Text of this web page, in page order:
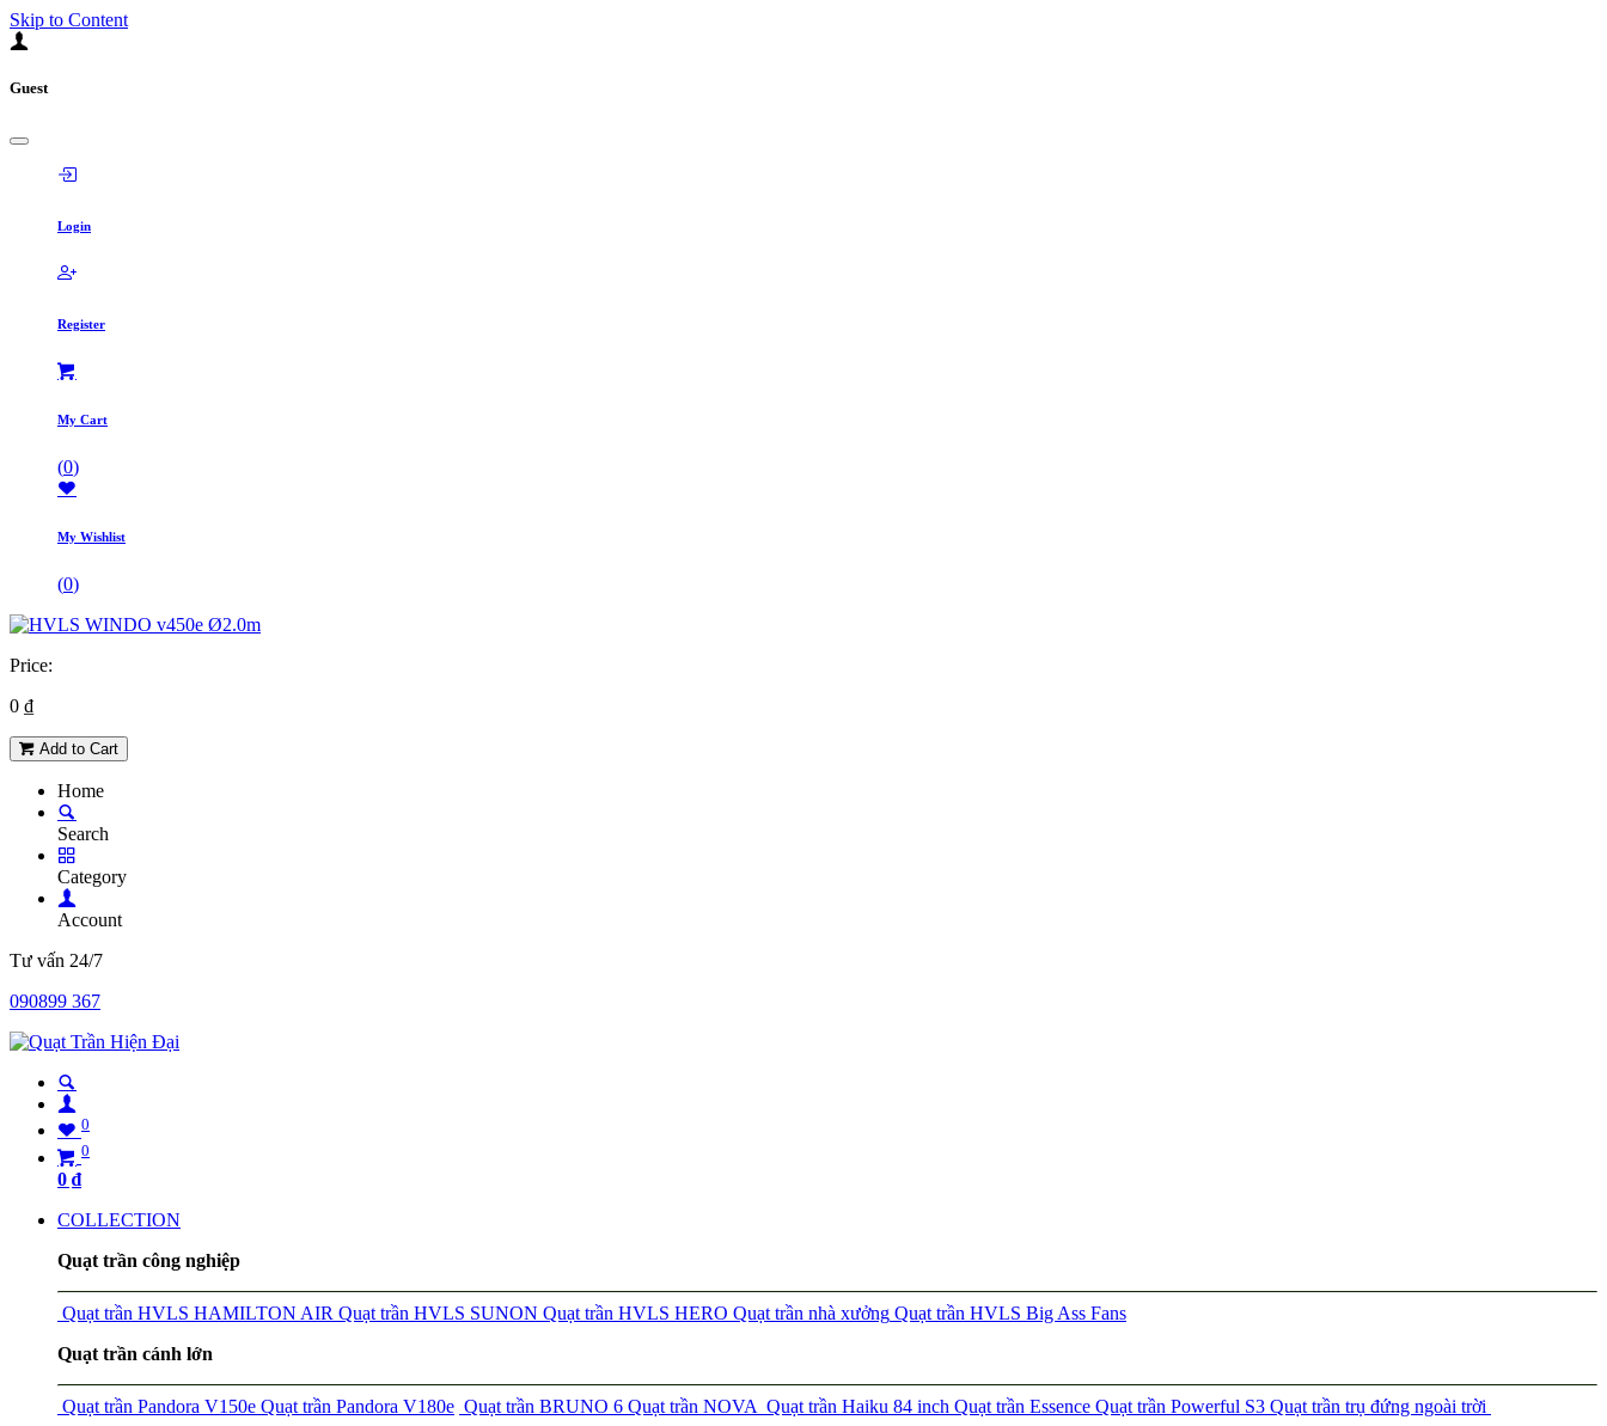
Skip to Content
Guest
Login
Register
My Cart
(0)
My Wishlist
(0)
Price:
0 ₫
Add to Cart
Home
Search
Category
Account
Tư vấn 24/7
090899 367
0
0
0 ₫
COLLECTION
Quạt trần công nghiệp
Quạt trần HVLS HAMILTON AIR Quạt trần HVLS SUNON Quạt trần HVLS HERO Quạt trần nhà xưởng Quạt trần HVLS Big Ass Fans
Quạt trần cánh lớn
Quạt trần Pandora V150e Quạt trần Pandora V180e Quạt trần BRUNO 6 Quạt trần NOVA Quạt trần Haiku 84 inch Quạt trần Essence Quạt trần Powerful S3 Quạt trần trụ đứng ngoài trời